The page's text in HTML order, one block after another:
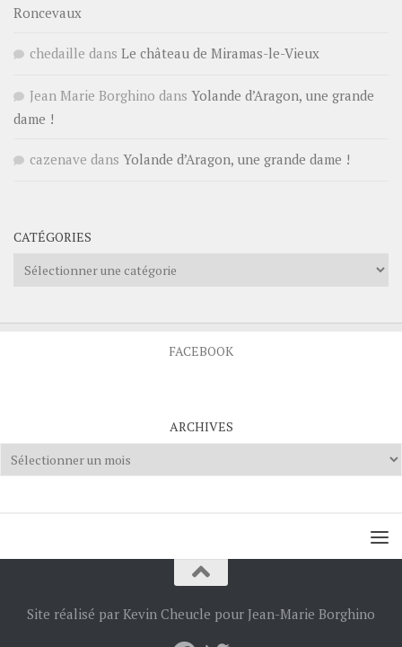
Roncevaux
chedaille dans Le château de Miramas-le-Vieux
Jean Marie Borghino dans Yolande d’Aragon, une grande
dame !
cazenave dans Yolande d’Aragon, une grande dame !
CATÉGORIES
Catégories
FACEBOOK
ARCHIVES
Archives
Site réalisé par Kevin Cheucle pour Jean-Marie Borghino